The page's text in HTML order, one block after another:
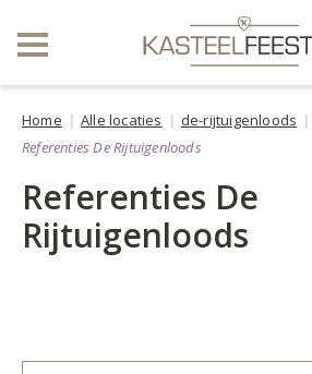
Home Alle locaties
de-rijtuigenloods
Referenties De Rijtuigenloods
Referenties De
Rijtuigenloods